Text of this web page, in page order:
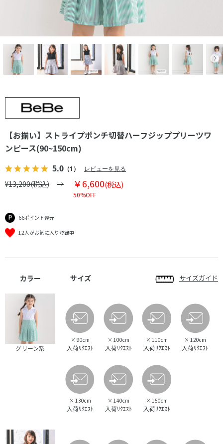
【お揃い】ストライプポンチ切替ハーフジッププリーツワ
ンピース(90~150cm)
5.0 （1） レビューを見る
¥13,200(税込) ￥6,600(税込)
50%OFF
66ポイント還元
12人がお気に入り登録中
カラー サイズ サイズガイド
グリーン系
× 90cm
入荷ﾘｸｴｽﾄ
× 100cm
入荷ﾘｸｴｽﾄ
× 110cm
入荷ﾘｸｴｽﾄ
× 120cm
入荷ﾘｸｴｽﾄ
× 130cm
入荷ﾘｸｴｽﾄ
× 140cm
入荷ﾘｸｴｽﾄ
× 150cm
入荷ﾘｸｴｽﾄ